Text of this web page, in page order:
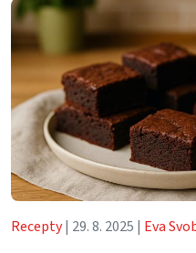
Recepty| 29. 8. 2025 | Eva